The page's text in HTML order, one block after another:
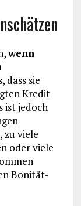
wenn
dass sie
Kredit
ist jedoch
zu viele
oder viele
Bonität-